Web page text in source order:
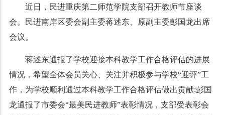
近日，民进重庆第二师范学院支部召开教师节座谈
会。民进南岸区委会副主委蒋述东、原副主委彭国龙出席
会议。
蒋述东通报了学校迎接本科教学工作合格评估的进展
情况，希望全体会员关心、关注并积极参与学校“迎评”工
作，为学校顺利通过本科教学工作合格评估做出贡献;彭国
龙通报了市委会“最美民进教师”表彰情况，支部受表彰会